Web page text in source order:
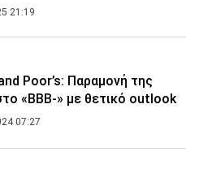
21:19
Poor’s: Παραμονή της
«BBB-» με θετικό outlook
07:27